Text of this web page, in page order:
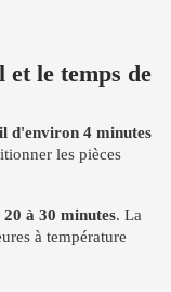
et le temps de
d'environ 4 minutes
les pièces
20 à 30 minutes. La
à température